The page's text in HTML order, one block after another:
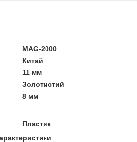
MAG-2000
Китай
11 мм
Золотистий
8 мм
Пластик